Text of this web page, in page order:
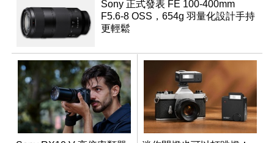
Sony 正式發表 FE 100-400mm
F5.6-8 OSS，654g 羽量化設計手持
更輕鬆